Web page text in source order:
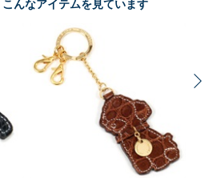
んなアイテムを見ています